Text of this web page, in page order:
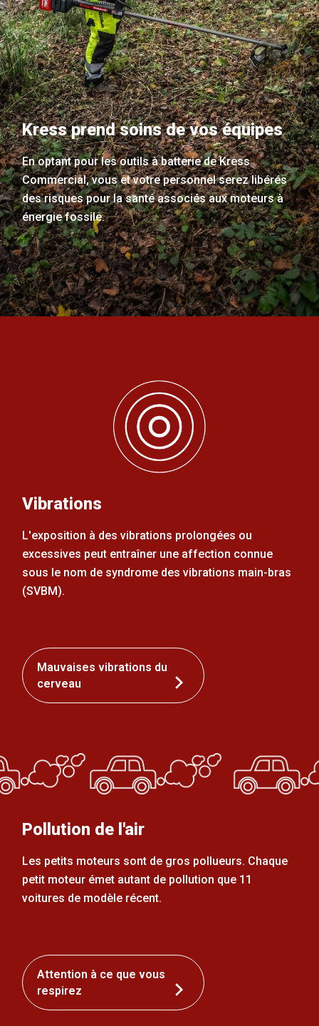
Kress prend soins de vos équipes
En optant pour les outils à batterie de Kress
Commercial, vous et votre personnel serez libérés
des risques pour la santé associés aux moteurs à
énergie fossile.
Vibrations
L'exposition à des vibrations prolongées ou
excessives peut entraîner une affection connue
sous le nom de syndrome des vibrations main-bras
(SVBM).
Mauvaises vibrations du
cerveau
Pollution de l'air
Les petits moteurs sont de gros pollueurs. Chaque
petit moteur émet autant de pollution que 11
voitures de modèle récent.
Attention à ce que vous
respirez